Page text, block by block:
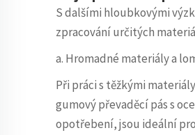
S dalšími hloubkovými
zpracování určitých
a. Hromadné materiály a
Při práci s těžkými
gumový převaděcí pás s
opotřebení, jsou ideální